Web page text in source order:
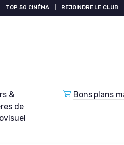
TOP 50 CINÉMA REJOINDRE LE CLUB
&
de
Bons plans